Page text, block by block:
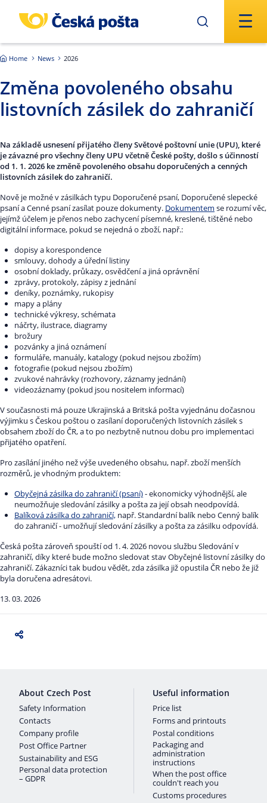
Home News 2026
Změna povoleného obsahu
listovních zásilek do zahraničí
Na základě usnesení přijatého členy Světové poštovní unie (UPU), které
je závazné pro všechny členy UPU včetně České pošty, došlo s účinností
od 1. 1. 2026 ke změně povoleného obsahu doporučených a cenných
listovních zásilek do zahraničí.
Nově je možné v zásilkách typu Doporučené psaní, Doporučené slepecké
psaní a Cenné psaní zasílat pouze dokumenty. Dokumentem se rozumí věc,
jejímž účelem je přenos nebo zachycení písemné, kreslené, tištěné nebo
digitální informace, pokud se nejedná o zboží, např.:
dopisy a korespondence
smlouvy, dohody a úřední listiny
osobní doklady, průkazy, osvědčení a jiná oprávnění
zprávy, protokoly, zápisy z jednání
deníky, poznámky, rukopisy
mapy a plány
technické výkresy, schémata
náčrty, ilustrace, diagramy
brožury
pozvánky a jiná oznámení
formuláře, manuály, katalogy (pokud nejsou zbožím)
fotografie (pokud nejsou zbožím)
zvukové nahrávky (rozhovory, záznamy jednání)
videozáznamy (pokud jsou nositelem informací)
V současnosti má pouze Ukrajinská a Britská pošta vyjednánu dočasnou
výjimku s Českou poštou o zasílaní doporučených listovních zásilek s
obsahem zboží do ČR, a to po nezbytně nutnou dobu pro implementaci
přijatého opatření.
Pro zasílání jiného než výše uvedeného obsahu, např. zboží menších
rozměrů, je vhodným produktem:
Obyčejná zásilka do zahraničí (psaní)- ekonomicky výhodnější, ale
neumožňuje sledování zásilky a pošta za její obsah neodpovídá.
Balíková zásilka do zahraničí, např. Standardní balík nebo Cenný balík
do zahraničí - umožňují sledování zásilky a pošta za zásilku odpovídá.
Česká pošta zároveň spouští od 1. 4. 2026 novou službu Sledování v
zahraničí, díky které bude možno sledovat stav Obyčejné listovní zásilky do
zahraničí. Zákazníci tak budou vědět, zda zásilka již opustila ČR nebo že již
byla doručena adresátovi.
13. 03. 2026
About Czech Post
Safety Information
Contacts
Company profile
Post Office Partner
Sustainability and ESG
Personal data protection
– GDPR
Useful information
Price list
Forms and printouts
Postal conditions
Packaging and
administration
instructions
When the post office
couldn't reach you
Customs procedures